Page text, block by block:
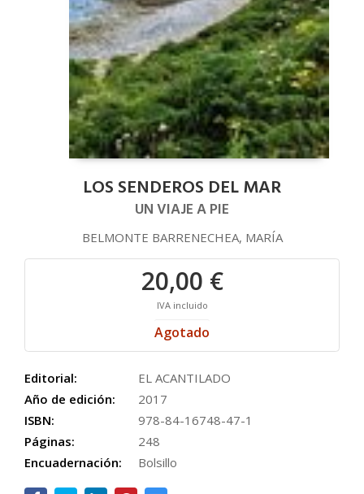
LOS SENDEROS DEL MAR
UN VIAJE A PIE
BELMONTE BARRENECHEA, MARÍA
20,00 €
IVA incluido
Agotado
Editorial:
EL ACANTILADO
Año de edición:
2017
ISBN:
978-84-16748-47-1
Páginas:
248
Encuadernación:
Bolsillo